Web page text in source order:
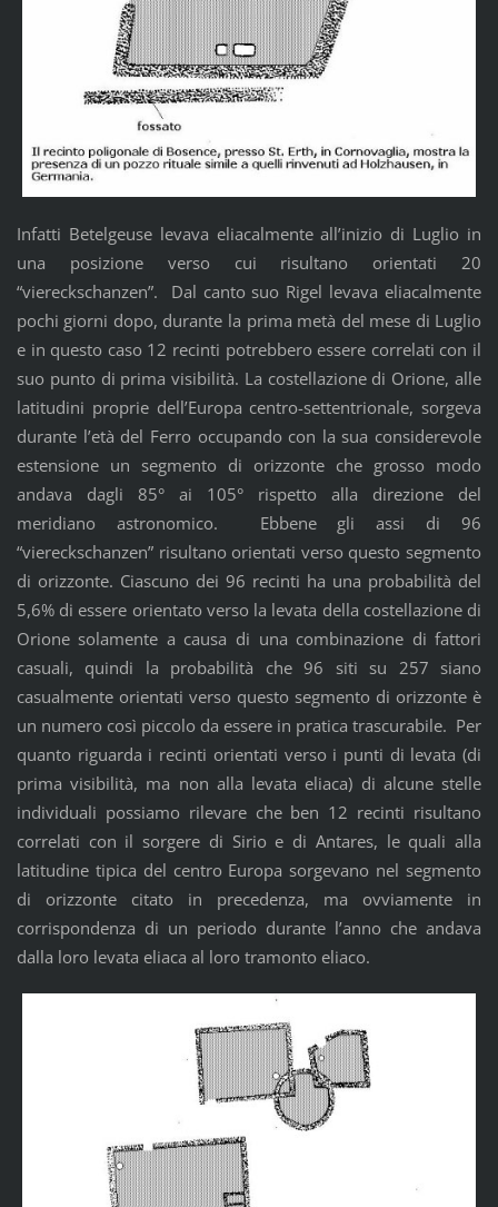
Infatti Betelgeuse levava eliacalmente all’inizio di Luglio in
una posizione verso cui risultano orientati 20
“viereckschanzen”. Dal canto suo Rigel levava eliacalmente
pochi giorni dopo, durante la prima metà del mese di Luglio
e in questo caso 12 recinti potrebbero essere correlati con il
suo punto di prima visibilità. La costellazione di Orione, alle
latitudini proprie dell’Europa centro-settentrionale, sorgeva
durante l’età del Ferro occupando con la sua considerevole
estensione un segmento di orizzonte che grosso modo
andava dagli 85° ai 105° rispetto alla direzione del
meridiano astronomico. Ebbene gli assi di 96
“viereckschanzen” risultano orientati verso questo segmento
di orizzonte. Ciascuno dei 96 recinti ha una probabilità del
5,6% di essere orientato verso la levata della costellazione di
Orione solamente a causa di una combinazione di fattori
casuali, quindi la probabilità che 96 siti su 257 siano
casualmente orientati verso questo segmento di orizzonte è
un numero così piccolo da essere in pratica trascurabile. Per
quanto riguarda i recinti orientati verso i punti di levata (di
prima visibilità, ma non alla levata eliaca) di alcune stelle
individuali possiamo rilevare che ben 12 recinti risultano
correlati con il sorgere di Sirio e di Antares, le quali alla
latitudine tipica del centro Europa sorgevano nel segmento
di orizzonte citato in precedenza, ma ovviamente in
corrispondenza di un periodo durante l’anno che andava
dalla loro levata eliaca al loro tramonto eliaco.